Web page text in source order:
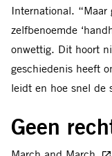
International.
zelfbenoemde
onwettig. Dit hoort
geschiedenis heeft
leidt en hoe snel de
Geen